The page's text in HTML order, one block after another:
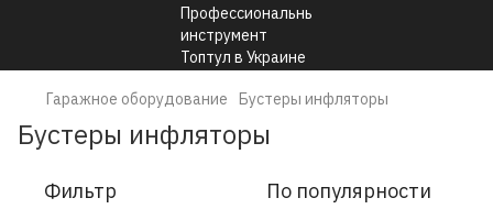
Гаражное оборудование Бустеры инфляторы
Бустеры инфляторы
Фильтр По популярности